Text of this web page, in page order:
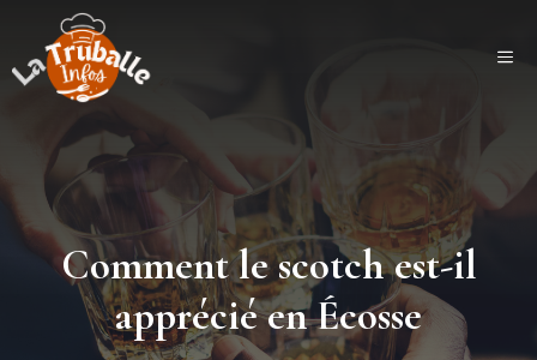
contenu
Comment le scotch est-il
apprécié en Écosse